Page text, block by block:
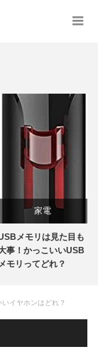
家電
モリは見た目も
かっこいいUSB
ってどれ？
ある
ス4
イヤホンはどれ？